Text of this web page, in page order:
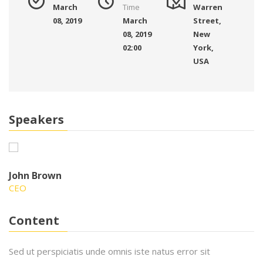
March
08, 2019
Time
March
08, 2019
02:00
Warren
Street,
New
York,
USA
Speakers
John Brown
CEO
Content
Sed ut perspiciatis unde omnis iste natus error sit